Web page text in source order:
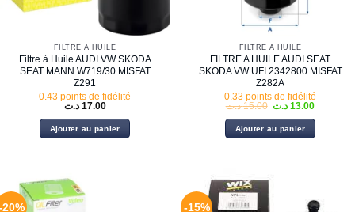
FILTRE À HUILE
Filtre à Huile AUDI VW SKODA
SEAT MANN W719/30 MISFAT
Z291
0.43 points de fidélité
17.00 د.ت
Ajouter au panier
FILTRE À HUILE
FILTRE A HUILE AUDI SEAT
SKODA VW UFI 2342800 MISFAT
Z282A
0.33 points de fidélité
15.00 د.ت
Le
initial
était :
13.00 د.ت
Le
actuel
est :
Ajouter au panier
-15%